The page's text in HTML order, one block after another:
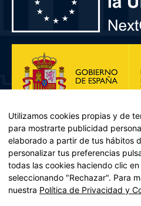
Plan de Recuperación,
Utilizamos cookies propias y de
para mostrarte publicidad
elaborado a partir de tus hábitos
personalizar tus preferencias
todas las cookies haciendo clic
seleccionando "Rechazar". Para
nuestra Política de Privacidad y